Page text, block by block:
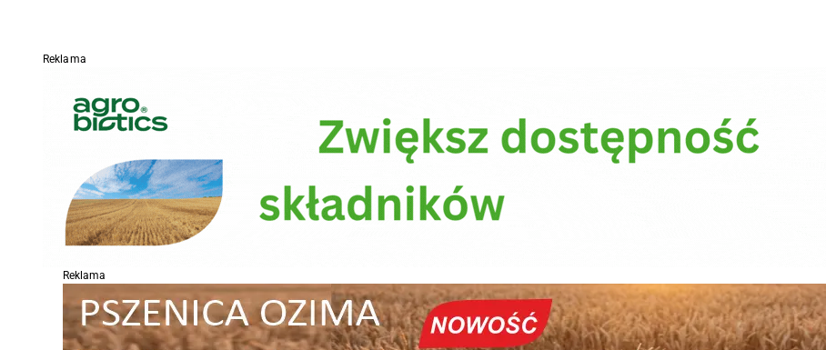
Reklama
Reklama